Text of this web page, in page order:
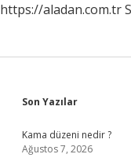
https://aladan.com.tr
Sidebar
Son Yazılar
Kama düzeni nedir ?
Ağustos 7, 2026